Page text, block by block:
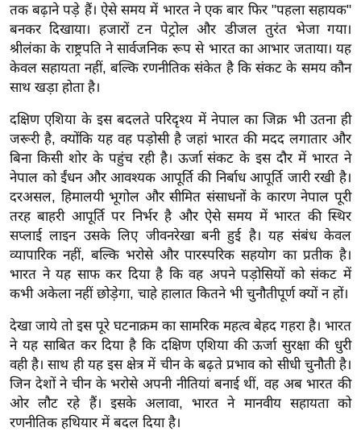
हॉ
ली
वु
ड
फि
ल्म
स
मी
क्षा
B
r
e
a
k
n
g
N
e
w
तक बढ़ाने पड़े हैं। ऐसे समय में भारत ने एक बार फिर "पहला सहायक"
बनकर दिखाया। हजारों टन पेट्रोल और डीजल तुरंत भेजा गया।
श्रीलंका के राष्ट्रपति ने सार्वजनिक रूप से भारत का आभार जताया। यह
केवल सहायता नहीं, बल्कि रणनीतिक संकेत है कि संकट के समय कौन
साथ खड़ा होता है।
दक्षिण एशिया के इस बदलते परिदृश्य में नेपाल का जिक्र भी उतना ही
जरूरी है, क्योंकि यह वह पड़ोसी है जहां भारत की मदद लगातार और
बिना किसी शोर के पहुंच रही है। ऊर्जा संकट के इस दौर में भारत ने
नेपाल को ईंधन और आवश्यक आपूर्ति की निर्बाध आपूर्ति जारी रखी है।
दरअसल, हिमालयी भूगोल और सीमित संसाधनों के कारण नेपाल पूरी
तरह बाहरी आपूर्ति पर निर्भर है और ऐसे समय में भारत की स्थिर
सप्लाई लाइन उसके लिए जीवनरेखा बनी हुई है। यह संबंध केवल
व्यापारिक नहीं, बल्कि भरोसे और पारस्परिक सहयोग का प्रतीक है।
भारत ने यह साफ कर दिया है कि वह अपने पड़ोसियों को संकट में
कभी अकेला नहीं छोड़ेगा, चाहे हालात कितने भी चुनौतीपूर्ण क्यों न हों।
देखा जाये तो इस पूरे घटनाक्रम का सामरिक महत्व बेहद गहरा है। भारत
ने यह साबित कर दिया है कि दक्षिण एशिया की ऊर्जा सुरक्षा की धुरी
वही है। साथ ही यह इस क्षेत्र में चीन के बढ़ते प्रभाव को सीधी चुनौती है।
जिन देशों ने चीन के भरोसे अपनी नीतियां बनाई थीं, वह अब भारत की
ओर लौट रहे हैं। इसके अलावा, भारत ने मानवीय सहायता को
रणनीतिक हथियार में बदल दिया है।